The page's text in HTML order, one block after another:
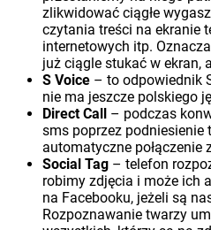
zlikwidować ciągłe
czytania treści na ekranie
internetowych itp.
już ciągle stukać w ekran,
S Voice – to odpowiednik
nie ma jeszcze polskiego
Direct Call – podczas
sms poprzez podniesienie
automatyczne połączenie
Social Tag – telefon
robimy zdjęcia i może ich
na Facebooku, jeżeli są
Rozpoznawanie twarzy